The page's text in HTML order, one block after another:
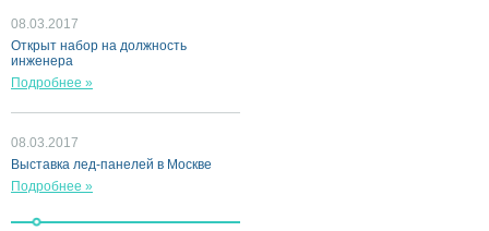
08.03.2017
Открыт набор на должность
инженера
Подробнее »
08.03.2017
Выставка лед-панелей в Москве
Подробнее »